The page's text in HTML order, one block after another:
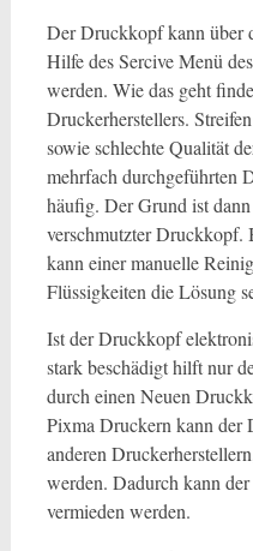
Der Druckkopf kann über
Hilfe des Sercive Menü
werden. Wie das geht
Druckerherstellers.
sowie schlechte Qualität
mehrfach durchgeführten
häufig. Der Grund ist
verschmutzter
kann einer manuelle
Flüssigkeiten die Lösung
Ist der Druckkopf
stark beschädigt hilft nur
durch einen Neuen
Pixma Druckern kann der
anderen
werden. Dadurch kann
vermieden werden.